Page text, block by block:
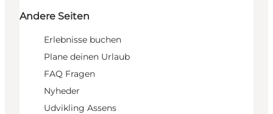
Andere Seiten
Erlebnisse buchen
Plane deinen Urlaub
FAQ Fragen
Nyheder
Udvikling Assens